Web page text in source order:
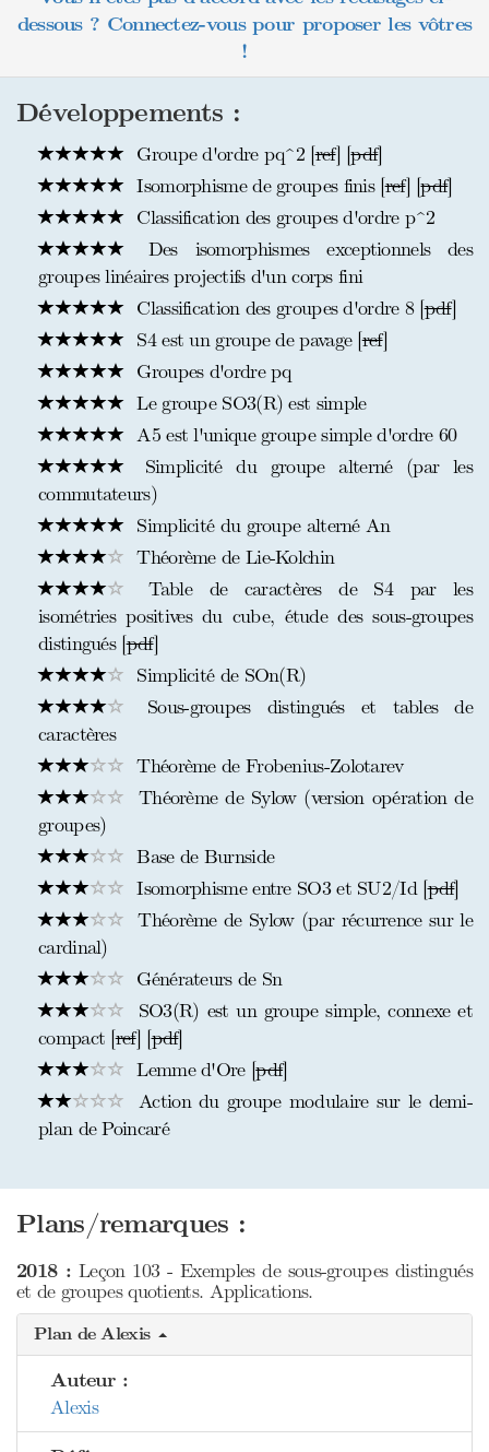
dessous ? Connectez-vous pour proposer les vôtres
!
Développements :
Groupe d'ordre pq^2 [ref] [pdf]
Isomorphisme de groupes finis [ref] [pdf]
Classification des groupes d'ordre p^2
Des isomorphismes exceptionnels des
groupes linéaires projectifs d'un corps fini
Classification des groupes d'ordre 8 [pdf]
S4 est un groupe de pavage [ref]
Groupes d'ordre pq
Le groupe SO3(R) est simple
A5 est l'unique groupe simple d'ordre 60
Simplicité du groupe alterné (par les
commutateurs)
Simplicité du groupe alterné An
Théorème de Lie-Kolchin
Table de caractères de S4 par les
isométries positives du cube, étude des sous-groupes
distingués [pdf]
Simplicité de SOn(R)
Sous-groupes distingués et tables de
caractères
Théorème de Frobenius-Zolotarev
Théorème de Sylow (version opération de
groupes)
Base de Burnside
Isomorphisme entre SO3 et SU2/Id [pdf]
Théorème de Sylow (par récurrence sur le
cardinal)
Générateurs de Sn
SO3(R) est un groupe simple, connexe et
compact [ref] [pdf]
Lemme d'Ore [pdf]
Action du groupe modulaire sur le demi-
plan de Poincaré
Plans/remarques :
2018 : Leçon 103 - Exemples de sous-groupes distingués
et de groupes quotients. Applications.
Plan de Alexis
Auteur :
Alexis